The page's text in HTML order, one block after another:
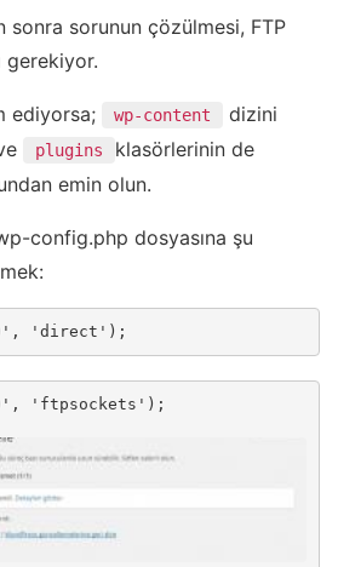
sonra sorunun çözülmesi, FTP
gerekiyor.
ediyorsa; wp-content
dizini
plugins
klasörlerinin de
emin olun.
config.php dosyasına şu
'direct');
'ftpsockets');